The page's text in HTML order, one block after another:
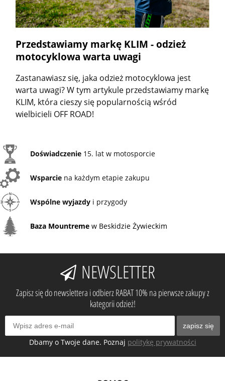
Przedstawiamy markę KLIM - odzież
motocyklowa warta uwagi
Zastanawiasz się, jaka odzież motocyklowa jest
warta uwagi? W tym artykule przedstawiamy markę
KLIM, która cieszy się popularnością wśród
wielbicieli OFF ROAD!
Doświadczenie 15. lat w motosporcie
Wsparcie na każdym etapie zakupu
Wspólne wyjazdy i przygody
Baza Mountreme w Beskidzie Żywieckim
NEWSLETTER
Zapisz się do newslettera i odbierz RABAT 10% na pierwsze zakupy z
kategorii odzież!
zapisz się
Dbamy o Twoje dane. Poznaj politykę prywatności